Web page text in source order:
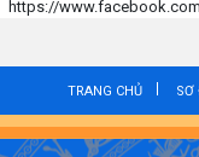
https://
TRANG CHỦ SƠ